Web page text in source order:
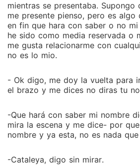
mientras se presentaba. Supongo
me presente pienso, pero es algo
en fin que hara con saber o no
he sido como media reservada o
me gusta relacionarme con
no es lo mio.
- Ok digo, me doy la vuelta para
el brazo y me dices no diras tu
-Que hará con saber mi nombre
mira la escena y me dice- por
nombre y ya esta, no es nada
-Cataleya, digo sin mirar.